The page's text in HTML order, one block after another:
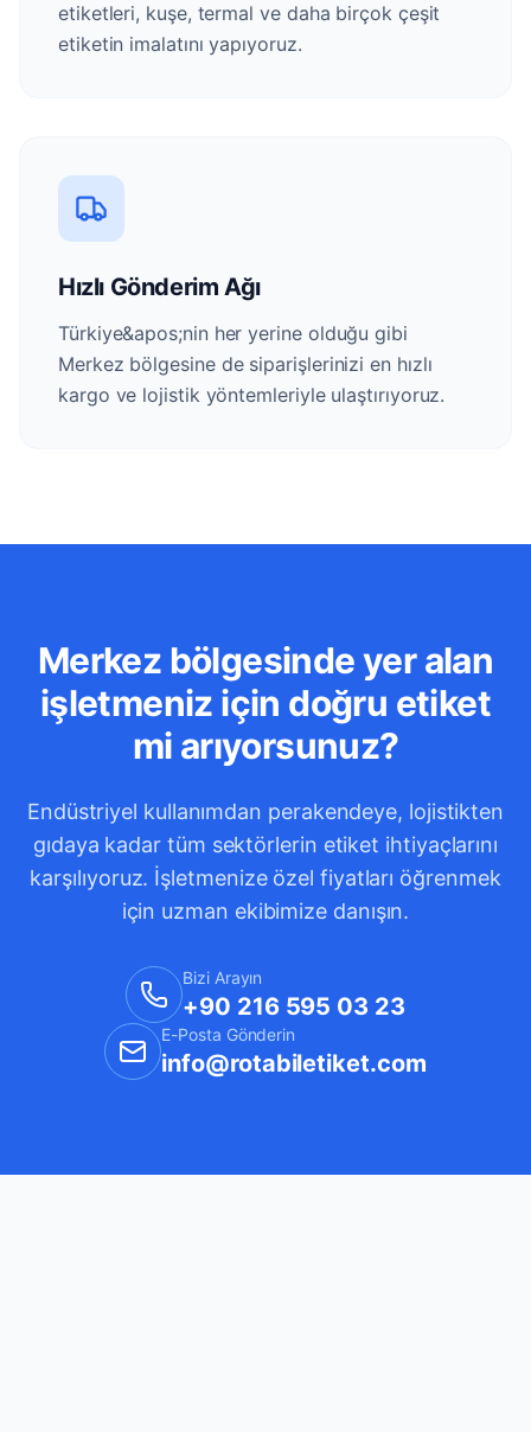
etiketleri, kuşe, termal ve daha birçok çeşit
etiketin imalatını yapıyoruz.
Hızlı Gönderim Ağı
Türkiye&apos;nin her yerine olduğu gibi
Merkez bölgesine de siparişlerinizi en hızlı
kargo ve lojistik yöntemleriyle ulaştırıyoruz.
Merkez bölgesinde yer alan
işletmeniz için doğru etiket
mi arıyorsunuz?
Endüstriyel kullanımdan perakendeye, lojistikten
gıdaya kadar tüm sektörlerin etiket ihtiyaçlarını
karşılıyoruz. İşletmenize özel fiyatları öğrenmek
için uzman ekibimize danışın.
Bizi Arayın
+90 216 595 03 23
E-Posta Gönderin
info@rotabiletiket.com